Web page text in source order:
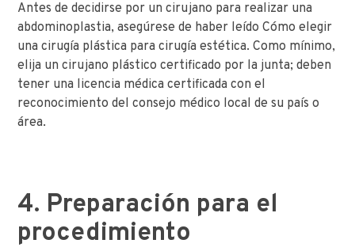
Antes de decidirse por un cirujano para realizar una
abdominoplastia, asegúrese de haber leído Cómo elegir
una cirugía plástica para cirugía estética. Como mínimo,
elija un cirujano plástico certificado por la junta; deben
tener una licencia médica certificada con el
reconocimiento del consejo médico local de su país o
área.
4. Preparación para el
procedimiento